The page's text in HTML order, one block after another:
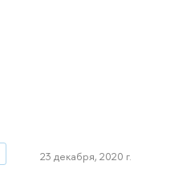
23 декабря, 2020 г.